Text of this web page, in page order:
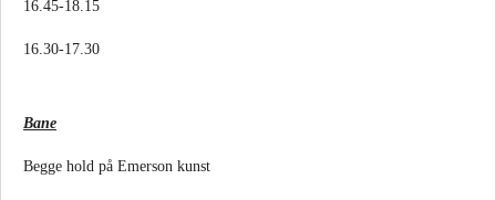
16.45-18.15
16.30-17.30
Bane
Begge hold på Emerson kunst